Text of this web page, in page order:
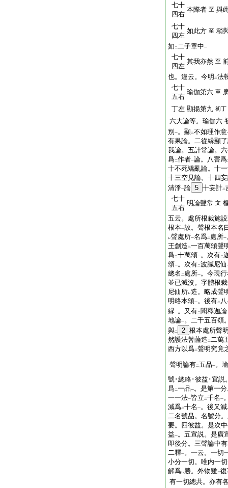
七十
四右
本際者 至 與
七十
四左
如此方 至 稍
如 二二子章中一
七十
四左
其我亦然 至
也。違云。今明 二法
七十
五右
瑜伽第六 至
丁左 顯揚第九 初丁
六大論等。瑜伽六
別 一。顯二不如理作意
有果論。二從縁顯
我論。五計常論。
爲二作者一論。八害爲
十不死矯亂論。十
十三空見論。十四
清淨一論 5 十妄計二
七十
五右
明論聲常 文
五云。處所根裁施
根本一故。聲根本名
レ聲處所一名爲二 處所一
王創造 二一百萬頌聲
爲二十萬頌一。次有二
頌一。次有二波膩尼仙
總名 二 處所一。今現
並已滅沒。字體根
尼仙所レ造。略成聲
明略本頌一。後有二
縁一。又有二 聞釋迦論
地論一。二千五百頌
與二 2 根本處所聲
然護法菩薩造 二二萬
西方以爲二聲明究竟
聲明論有二五品一。
號･總略･彼益･宜説
爲二一品一。是第一
一一法一皆立 二千名 一
減爲二十名 一。後又
二名號品。名號分
要。四彼益。是次中
益一。五宣説。是廣
即後分。三聲論中有
二釋一。一云。一切
小分一切。唯内一
解爲レ勝。外物雖二
有一切總共。亦有